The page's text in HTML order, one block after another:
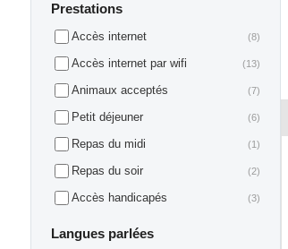
Prestations
Accès internet (8)
Accès internet par wifi (13)
Animaux acceptés (7)
Petit déjeuner (6)
Repas du midi (1)
Repas du soir (2)
Accès handicapés (3)
Langues parlées